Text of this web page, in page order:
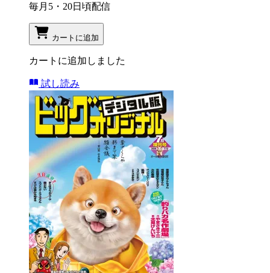
毎月5・20日頃配信
カートに追加
カートに追加しました
試し読み